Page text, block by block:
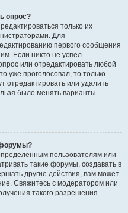
опрос?
только их
Для
первого сообщения
Если никто не успел
или отредактировать любой
уже проголосовал, то только
отредактировать или удалить
было менять варианты
пользователям или
такие форумы, создавать в
другие действия, вам может
Свяжитесь с модератором или
такого разрешения.